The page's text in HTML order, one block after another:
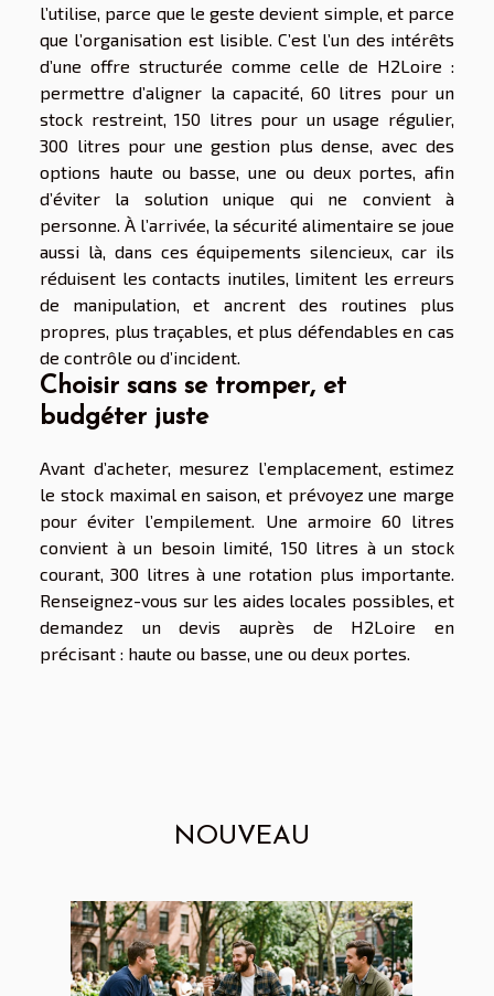
l’utilise, parce que le geste devient simple, et parce
que l’organisation est lisible. C’est l’un des intérêts
d’une offre structurée comme celle de H2Loire :
permettre d’aligner la capacité, 60 litres pour un
stock restreint, 150 litres pour un usage régulier,
300 litres pour une gestion plus dense, avec des
options haute ou basse, une ou deux portes, afin
d’éviter la solution unique qui ne convient à
personne. À l’arrivée, la sécurité alimentaire se joue
aussi là, dans ces équipements silencieux, car ils
réduisent les contacts inutiles, limitent les erreurs
de manipulation, et ancrent des routines plus
propres, plus traçables, et plus défendables en cas
de contrôle ou d’incident.
Choisir sans se tromper, et
budgéter juste
Avant d’acheter, mesurez l’emplacement, estimez
le stock maximal en saison, et prévoyez une marge
pour éviter l’empilement. Une armoire 60 litres
convient à un besoin limité, 150 litres à un stock
courant, 300 litres à une rotation plus importante.
Renseignez-vous sur les aides locales possibles, et
demandez un devis auprès de H2Loire en
précisant : haute ou basse, une ou deux portes.
NOUVEAU